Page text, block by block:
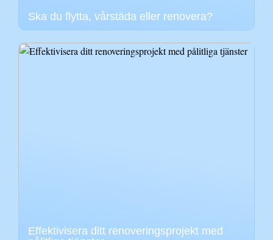
Ska du flytta, vårstäda eller renovera?
Effektivisera ditt renoveringsprojekt med